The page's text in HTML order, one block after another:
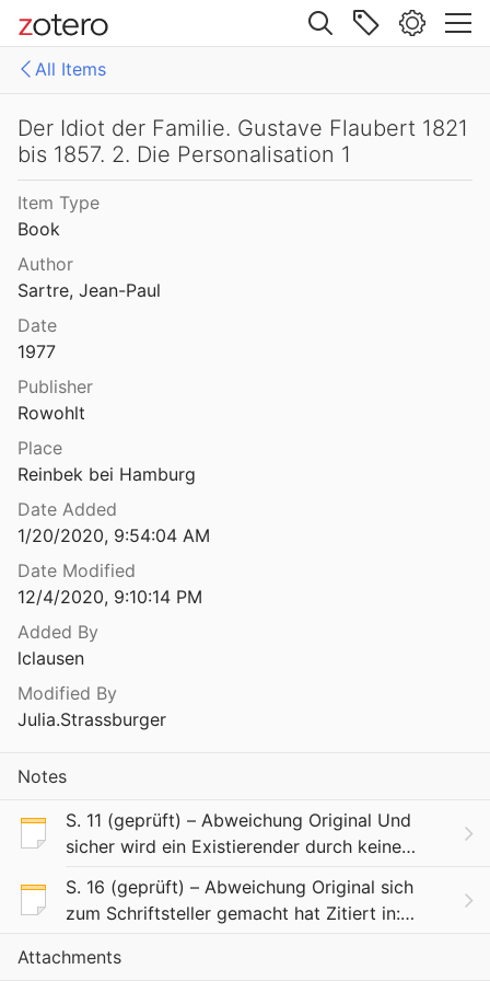
Site navigation
All Items
Gesamtausgabe (KMG)
All Items
1: Klaus Mollenhauer: Werke
3: Archivdokumente
Der Idiot der Familie. Gustave Flaubert 1821
bis 1857. 2. Die Personalisation 1
Item Type
Book
Author
Sartre, Jean-Paul
Date
1977
Publisher
Rowohlt
Place
Reinbek bei Hamburg
Date Added
1/20/2020, 9:54:04 AM
Date Modified
12/4/2020, 9:10:14 PM
Added By
lclausen
Modified By
Julia.Strassburger
Notes
S. 11 (geprüft) – Abweichung Original Und
sicher wird ein Existierender durch keine
Art, sie zu leben, überschreitet. Zitiert in: 1
S. 16 (geprüft) – Abweichung Original sich
zum Schriftsteller gemacht hat Zitiert in:
(LaC) "sich zum Schriftsteller gemacht hat"
Attachments